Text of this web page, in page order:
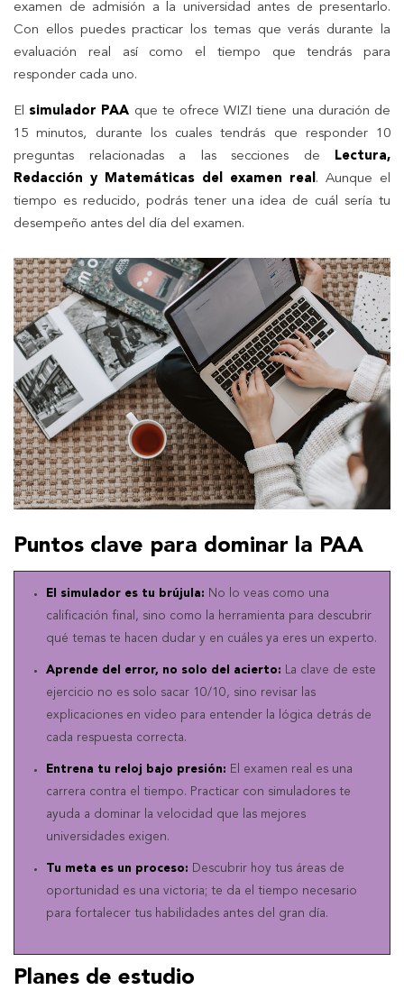
examen de admisión a la universidad antes de presentarlo.
Con ellos puedes practicar los temas que verás durante la
evaluación real así como el tiempo que tendrás para
responder cada uno.
El simulador PAA que te ofrece WIZI tiene una duración de
15 minutos, durante los cuales tendrás que responder 10
preguntas relacionadas a las secciones de Lectura,
Redacción y Matemáticas del examen real. Aunque el
tiempo es reducido, podrás tener una idea de cuál sería tu
desempeño antes del día del examen.
Puntos clave para dominar la PAA
El simulador es tu brújula: No lo veas como una
calificación final, sino como la herramienta para descubrir
qué temas te hacen dudar y en cuáles ya eres un experto.
Aprende del error, no solo del acierto: La clave de este
ejercicio no es solo sacar 10/10, sino revisar las
explicaciones en video para entender la lógica detrás de
cada respuesta correcta.
Entrena tu reloj bajo presión: El examen real es una
carrera contra el tiempo. Practicar con simuladores te
ayuda a dominar la velocidad que las mejores
universidades exigen.
Tu meta es un proceso: Descubrir hoy tus áreas de
oportunidad es una victoria; te da el tiempo necesario
para fortalecer tus habilidades antes del gran día.
Planes de estudio